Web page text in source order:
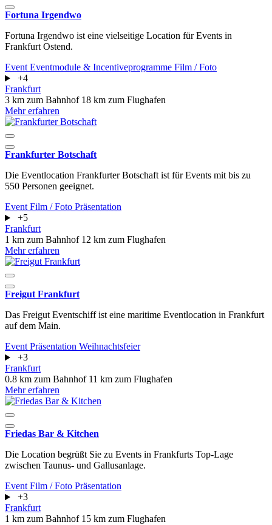
Fortuna Irgendwo
Fortuna Irgendwo ist eine vielseitige Location für Events in
Frankfurt Ostend.
Event Eventmodule & Incentiveprogramme Film / Foto
+4
Frankfurt
3 km zum Bahnhof 18 km zum Flughafen
Mehr erfahren
Frankfurter Botschaft
Die Eventlocation Frankfurter Botschaft ist für Events mit bis zu
550 Personen geeignet.
Event Film / Foto Präsentation
+5
Frankfurt
1 km zum Bahnhof 12 km zum Flughafen
Mehr erfahren
Freigut Frankfurt
Das Freigut Eventschiff ist eine maritime Eventlocation in Frankfurt
auf dem Main.
Event Präsentation Weihnachtsfeier
+3
Frankfurt
0.8 km zum Bahnhof 11 km zum Flughafen
Mehr erfahren
Friedas Bar & Kitchen
Die Location begrüßt Sie zu Events in Frankfurts Top-Lage
zwischen Taunus- und Gallusanlage.
Event Film / Foto Präsentation
+3
Frankfurt
1 km zum Bahnhof 15 km zum Flughafen